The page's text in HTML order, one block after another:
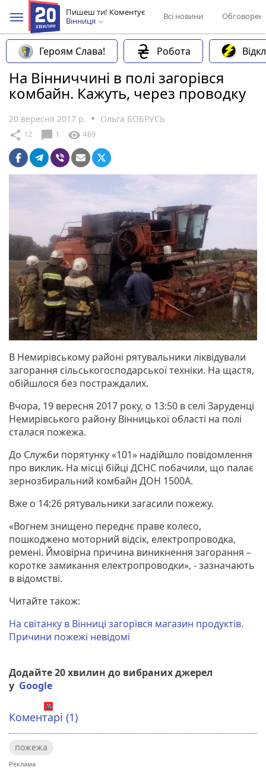
Пишеш ти! Коментує
Вінниця
Всі новини
Героям Слава! Робота
На Вінниччині в полі загорівся
комбайн. Кажуть, через проводку
20 вересня 2017 р. Ольга БОБРУСЬ
share 12 chat_bubble 1 visibility 469
В Немирівському районі рятувальники ліквідували
загорання сільськогосподарської техніки. На щастя,
обійшлося без постраждалих.
Вчора, 19 вересня 2017 року, о 13:50 в селі Заруденці
Немирівського району Вінницької області на полі
сталася пожежа.
До Служби порятунку «101» надійшло повідомлення
про виклик. На місці бійці ДСНС побачили, що палає
зернозбиральний комбайн ДОН 1500А.
Вже о 14:26 рятувальники загасили пожежу.
«Вогнем знищено переднє праве колесо,
пошкоджено моторний відсік, електропроводка,
ремені. Ймовірна причина виникнення загорання –
коротке замикання електропроводки», - зазначають
в відомстві.
Читайте також:
На світанку в Вінниці загорівся магазин продуктів.
Причини пожежі невідомі
Додайте 20 хвилин до вибраних джерел
у Google
Коментарі (1)
пожежа